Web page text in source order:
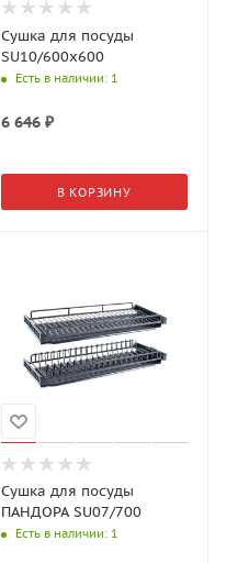
Сушка для посуды
SU10/600x600
Есть в наличии: 1
6 646₽
В КОРЗИНУ
Сушка для посуды
ПАНДОРА SU07/700
Есть в наличии: 1